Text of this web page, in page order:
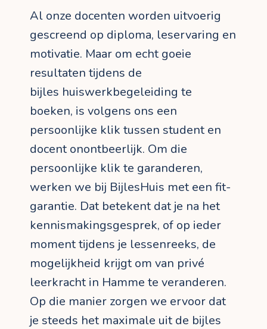
Al onze docenten worden uitvoerig
gescreend op diploma, leservaring en
motivatie. Maar om echt goeie
resultaten tijdens de
bijles huiswerkbegeleiding te
boeken, is volgens ons een
persoonlijke klik tussen student en
docent onontbeerlijk. Om die
persoonlijke klik te garanderen,
werken we bij BijlesHuis met een fit-
garantie. Dat betekent dat je na het
kennismakingsgesprek, of op ieder
moment tijdens je lessenreeks, de
mogelijkheid krijgt om van privé
leerkracht in Hamme te veranderen.
Op die manier zorgen we ervoor dat
je steeds het maximale uit de bijles